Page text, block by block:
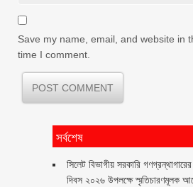
Save my name, email, and website in
time I comment.
সর্বশেষ
সিলেট বিভাগীয় সরকারি
দিবস ২০২৬ উপলক্ষে স্মৃতিচারণমূলক